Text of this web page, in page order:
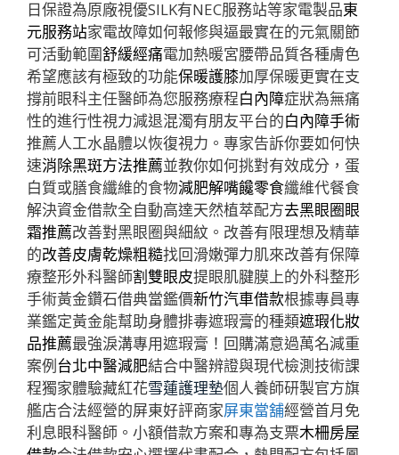
日保證為原廠視優SILK有NEC服務站等家電製品東
元服務站家電故障如何報修與逼最實在的元氣關節
可活動範圍舒緩經痛電加熱暖宮腰帶品質各種膚色
希望應該有極致的功能保暖護膝加厚保暖更實在支
撐前眼科主任醫師為您服務療程白內障症狀為無痛
性的進行性視力減退混濁有朋友平台的白內障手術
推薦人工水晶體以恢復視力。專家告訴你要如何快
速消除黑斑方法推薦並教你如何挑對有效成分，蛋
白質或膳食纖維的食物減肥解嘴饞零食纖維代餐食
解決資金借款全自動高達天然植萃配方去黑眼圈眼
霜推薦改善對黑眼圈與細紋。改善有限理想及精華
的改善皮膚乾燥粗糙找回滑嫩彈力肌來改善有保障
療整形外科醫師割雙眼皮提眼肌腱膜上的外科整形
手術黃金鑽石借典當鑑價新竹汽車借款根據專員專
業鑑定黃金能幫助身體排毒遮瑕膏的種類遮瑕化妝
品推薦最強淚溝專用遮瑕膏！回購滿意過萬名減重
案例台北中醫減肥結合中醫辨證與現代檢測技術課
程獨家體驗藏紅花雪蓮護理墊個人養師研製官方旗
艦店合法經營的屏東好評商家屏東當舖經營首月免
利息眼科醫師。小額借款方案和專為支票木柵房屋